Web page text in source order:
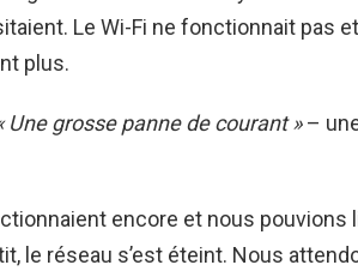
Le Wi-Fi ne fonctionnait pas
plus.
Une grosse panne de courant »–
encore et nous pouvions
le réseau s’est éteint. Nous